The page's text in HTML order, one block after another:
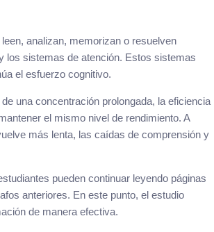
analizan, memorizan o resuelven
los sistemas de atención. Estos sistemas
el esfuerzo cognitivo.
una concentración prolongada, la eficiencia
el mismo nivel de rendimiento. A
más lenta, las caídas de comprensión y
pueden continuar leyendo páginas
anteriores. En este punto, el estudio
de manera efectiva.